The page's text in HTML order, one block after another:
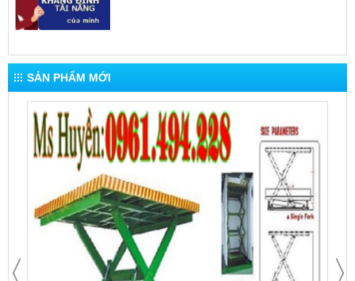
SẢN PHẨM MỚI